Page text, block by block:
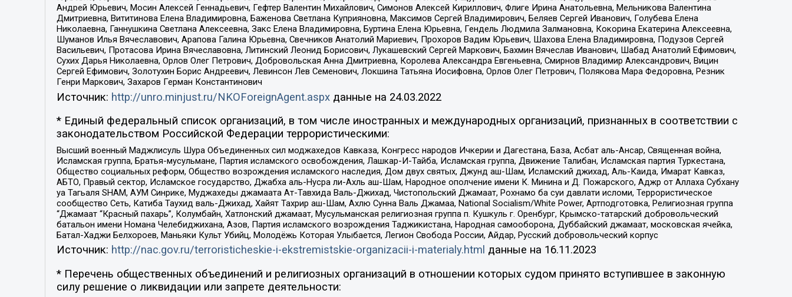
Андрей Юрьевич, Мосин Алексей Геннадьевич, Гефтер Валентин Михайлович, Симонов Алексей Кириллович, Флиге Ирина Анатольевна, Мельникова Валентина
Дмитриевна, Вититинова Елена Владимировна, Баженова Светлана Куприяновна, Максимов Сергей Владимирович, Беляев Сергей Иванович, Голубева Елена
Николаевна, Ганнушкина Светлана Алексеевна, Закс Елена Владимировна, Буртина Елена Юрьевна, Гендель Людмила Залмановна, Кокорина Екатерина Алексеевна,
Шуманов Илья Вячеславович, Арапова Галина Юрьевна, Свечников Анатолий Мариевич, Прохоров Вадим Юрьевич, Шахова Елена Владимировна, Подузов Сергей
Васильевич, Протасова Ирина Вячеславовна, Литинский Леонид Борисович, Лукашевский Сергей Маркович, Бахмин Вячеслав Иванович, Шабад Анатолий Ефимович,
Сухих Дарья Николаевна, Орлов Олег Петрович, Добровольская Анна Дмитриевна, Королева Александра Евгеньевна, Смирнов Владимир Александрович, Вицин
Сергей Ефимович, Золотухин Борис Андреевич, Левинсон Лев Семенович, Локшина Татьяна Иосифовна, Орлов Олег Петрович, Полякова Мара Федоровна, Резник
Генри Маркович, Захаров Герман Константинович
Источник: http://unro.minjust.ru/NKOForeignAgent.aspxданные на 24.03.2022
* Единый федеральный список организаций, в том числе иностранных и международных организаций, признанных в соответствии с
законодательством Российской Федерации террористическими:
Высший военный Маджлисуль Шура Объединенных сил моджахедов Кавказа, Конгресс народов Ичкерии и Дагестана, База, Асбат аль-Ансар, Священная война,
Исламская группа, Братья-мусульмане, Партия исламского освобождения, Лашкар-И-Тайба, Исламская группа, Движение Талибан, Исламская партия Туркестана,
Общество социальных реформ, Общество возрождения исламского наследия, Дом двух святых, Джунд аш-Шам, Исламский джихад, Аль-Каида, Имарат Кавказ,
АБТО, Правый сектор, Исламское государство, Джабха аль-Нусра ли-Ахль аш-Шам, Народное ополчение имени К. Минина и Д. Пожарского, Аджр от Аллаха Субхану
уа Тагьаля SHAM, АУМ Синрике, Муджахеды джамаата Ат-Тавхида Валь-Джихад, Чистопольский Джамаат, Рохнамо ба суи давлати исломи, Террористическое
сообщество Сеть, Катиба Таухид валь-Джихад, Хайят Тахрир аш-Шам, Ахлю Сунна Валь Джамаа, National Socialism/White Power, Артподготовка, Религиозная группа
“Джамаат “Красный пахарь”, Колумбайн, Хатлонский джамаат, Мусульманская религиозная группа п. Кушкуль г. Оренбург, Крымско-татарский добровольческий
батальон имени Номана Челебиджихана, Азов, Партия исламского возрождения Таджикистана, Народная самооборона, Дуббайский джамаат, московская ячейка,
Батал-Хаджи Белхороев, Маньяки Культ Убийц, Молодёжь Которая Улыбается, Легион Свобода России, Айдар, Русский добровольческий корпус
Источник: http://nac.gov.ru/terroristicheskie-i-ekstremistskie-organizacii-i-materialy.html данные на 16.11.2023
* Перечень общественных объединений и религиозных организаций в отношении которых судом принято вступившее в законную
силу решение о ликвидации или запрете деятельности: